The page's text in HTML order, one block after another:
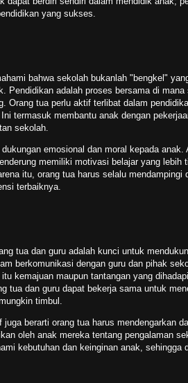
yang sukses.
bahwa sekolah bukanlah "bengkel"
Pendidikan adalah proses bersama di mana
Orang tua perlu aktif terlibat dalam
termasuk membantu anak dengan
sekolah.
emosional dan moral kepada anak.
memiliki motivasi belajar yang lebih
itu, orang tua harus selalu mendampingi
terbaiknya.
tua dan guru adalah kunci untuk
berkomunikasi dengan guru dan pihak
kemajuan maupun tantangan yang
tua dan guru dapat bekerja sama untuk
timbul.
berarti orang tua harus mendengarkan
oleh anak mereka tentang pengalaman
kebutuhan dan keinginan anak, sehingga